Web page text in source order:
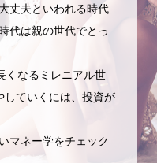
丈夫といわれる時代
代は親の世代でとっ
くなるミレニアル世
ていくには、投資が
マネー学をチェック